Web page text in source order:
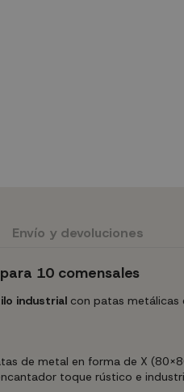
Envío y devoluciones
10 comensales
industrialcon patas metálicas
de metal en forma de X
toque rústico e